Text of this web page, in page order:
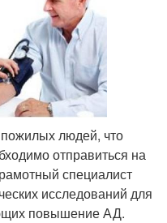
людей, что
отправиться на
специалист
исследований для
повышение АД.